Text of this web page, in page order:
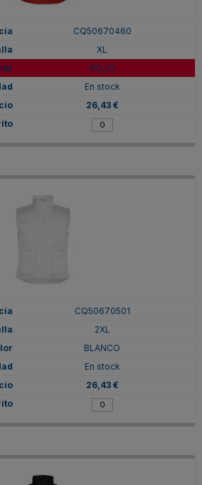
CQ50670460
XL
ROJO
En stock
26,43 €
CQ50670501
2XL
BLANCO
En stock
26,43 €